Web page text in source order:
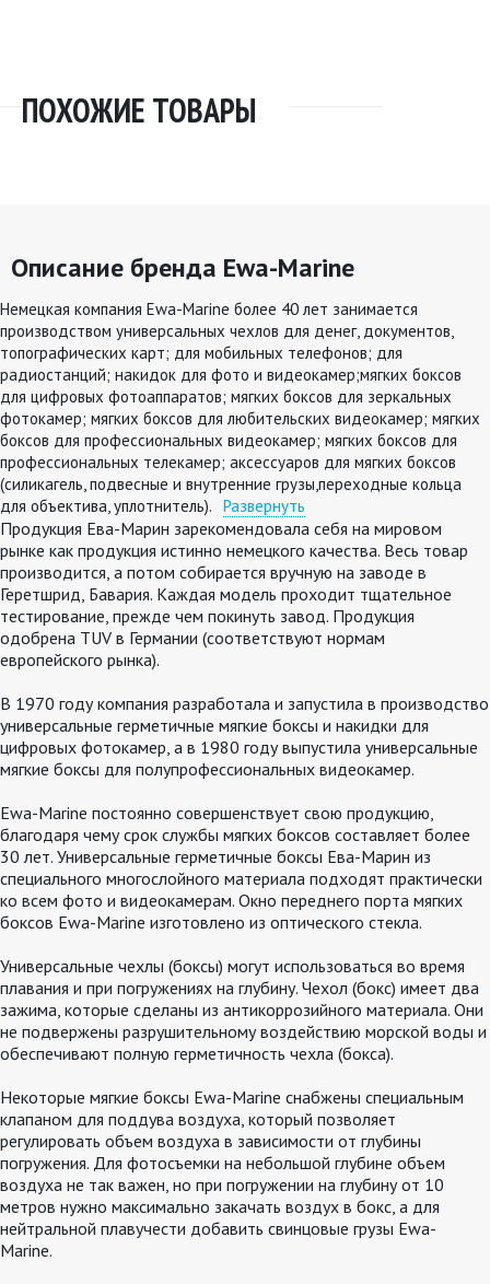
ПОХОЖИЕ ТОВАРЫ
Описание бренда Ewa-Marine
Немецкая компания Ewa-Marine более 40 лет занимается
производством универсальных чехлов для денег, документов,
топографических карт; для мобильных телефонов; для
радиостанций; накидок для фото и видеокамер;мягких боксов
для цифровых фотоаппаратов; мягких боксов для зеркальных
фотокамер; мягких боксов для любительских видеокамер; мягких
боксов для профессиональных видеокамер; мягких боксов для
профессиональных телекамер; аксессуаров для мягких боксов
(силикагель, подвесные и внутренние грузы,переходные кольца
для объектива, уплотнитель). Развернуть
Продукция Ева-Марин зарекомендовала себя на мировом
рынке как продукция истинно немецкого качества. Весь товар
производится, а потом собирается вручную на заводе в
Геретшрид, Бавария. Каждая модель проходит тщательное
тестирование, прежде чем покинуть завод. Продукция
одобрена TUV в Германии (соответствуют нормам
европейского рынка).
В 1970 году компания разработала и запустила в производство
универсальные герметичные мягкие боксы и накидки для
цифровых фотокамер, а в 1980 году выпустила универсальные
мягкие боксы для полупрофессиональных видеокамер.
Ewa-Marine постоянно совершенствует свою продукцию,
благодаря чему срок службы мягких боксов составляет более
30 лет. Универсальные герметичные боксы Ева-Марин из
специального многослойного материала подходят практически
ко всем фото и видеокамерам. Окно переднего порта мягких
боксов Ewa-Marine изготовлено из оптического стекла.
Универсальные чехлы (боксы) могут использоваться во время
плавания и при погружениях на глубину. Чехол (бокс) имеет два
зажима, которые сделаны из антикоррозийного материала. Они
не подвержены разрушительному воздействию морской воды и
обеспечивают полную герметичность чехла (бокса).
Некоторые мягкие боксы Ewa-Marine снабжены специальным
клапаном для поддува воздуха, который позволяет
регулировать объем воздуха в зависимости от глубины
погружения. Для фотосъемки на небольшой глубине объем
воздуха не так важен, но при погружении на глубину от 10
метров нужно максимально закачать воздух в бокс, а для
нейтральной плавучести добавить свинцовые грузы Ewa-
Marine.